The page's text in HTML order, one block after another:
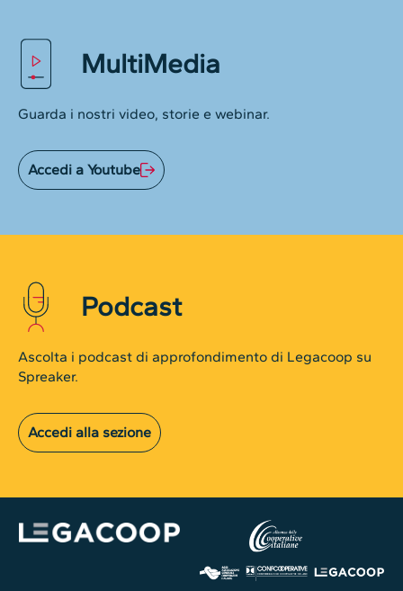
MultiMedia
Guarda i nostri video, storie e webinar.
Accedi a Youtube
Podcast
Ascolta i podcast di approfondimento di Legacoop su
Spreaker.
Accedi alla sezione